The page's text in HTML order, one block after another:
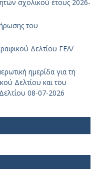
σχολικού έτους 2026-
του
Δελτίου ΓΕΛ/
ημερίδα για τη
Δελτίου και του
08-07-2026